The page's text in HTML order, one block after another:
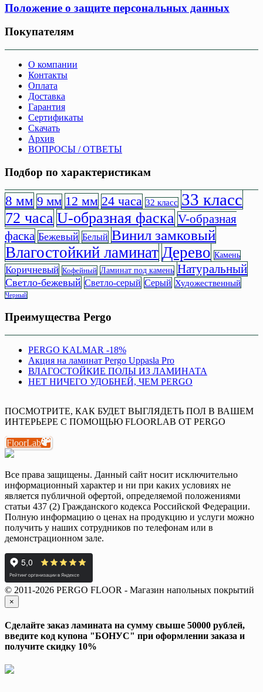
Положение о защите персональных данных
Покупателям
О компании
Контакты
Оплата
Доставка
Гарантия
Сертификаты
Скачать
Архив
ВОПРОСЫ / ОТВЕТЫ
Подбор по характеристикам
8 мм 9 мм 12 мм 24 часа 32 класс 33 класс
72 часа U-образная фаска V-образная
фаска Бежевый Белый Винил замковый
Влагостойкий ламинат Дерево Камень
Коричневый Кофейный Ламинат под камень Натуральный
Светло-бежевый Светло-серый Серый Художественный
Черный
Преимущества Pergo
PERGO KALMAR -18%
Акция на ламинат Pergo Uppasla Pro
ВЛАГОСТОЙКИЕ ПОЛЫ ИЗ ЛАМИНАТА
НЕТ НИЧЕГО УДОБНЕЙ, ЧЕМ PERGO
ПОСМОТРИТЕ, КАК БУДЕТ ВЫГЛЯДЕТЬ ПОЛ В ВАШЕМ
ИНТЕРЬЕРЕ С ПОМОЩЬЮ FLOORLAB ОТ PERGO
FloorLab
Все права защищены. Данный сайт носит исключительно
информационный характер и ни при каких условиях не
является публичной офертой, определяемой положениями
статьи 437 (2) Гражданского кодекса Российской Федерации.
Полную информацию о ценах на продукцию и услуги можно
получить у наших сотрудников по телефонам или в
демонстрационном зале.
© 2011-2026 PERGO FLOOR - Магазин напольных покрытий
×
Сделайте заказ ламината на сумму свыше 50000 рублей,
введите код купона "БОНУС" при оформлении заказа и
получите скидку 10%